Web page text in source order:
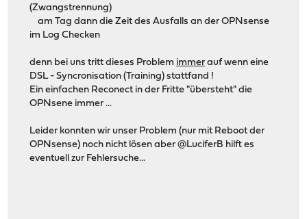
(Zwangstrennung)
am Tag dann die Zeit des Ausfalls an der OPNsense
im Log Checken
denn bei uns tritt dieses Problem immer auf wenn eine
DSL - Syncronisation (Training) stattfand !
Ein einfachen Reconect in der Fritte "übersteht" die
OPNsene immer ...
Leider konnten wir unser Problem (nur mit Reboot der
OPNsense) noch nicht lösen aber @LuciferB hilft es
eventuell zur Fehlersuche...